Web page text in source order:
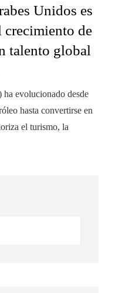
Unidos es
crecimiento de
talento global
evolucionado desde
hasta convertirse en
el turismo, la